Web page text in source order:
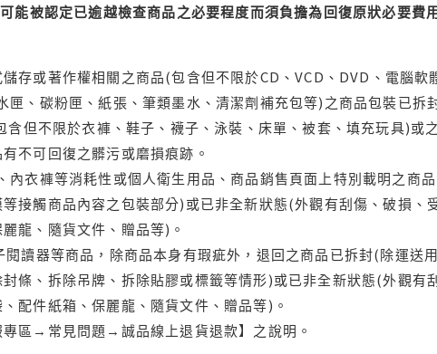
能被認定已逾越檢查商品之必要程度而須負擔為回復原狀必要
存或著作權相關之商品(包含但不限於CD、VCD、DVD、電腦
匣、碳粉匣、紙張、筆類墨水、清潔劑補充包等)之商品包裝已拆
但不限於衣褲、鞋子、襪子、泳裝、床單、被套、填充玩具)或
不可回復之髒污或磨損痕跡。
內衣褲等消耗性或個人衛生用品、商品銷售頁面上特別載明之商
接觸商品內容之包裝部分)或已非全新狀態(外觀有刮傷、破損、
龍、隨貨文件、贈品等)。
閱讀器等商品，除商品本身有瑕疵外，退回之商品已拆封(除運送
條、拆除吊牌、拆除貼膠或標籤等情形)或已非全新狀態(外觀
配件紙箱、保麗龍、隨貨文件、贈品等)。
區→常見問題→誠品線上退貨退款】之說明。